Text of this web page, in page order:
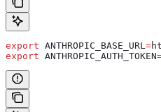
export ANTHROPIC_BASE_URL =
export ANTHROPIC_AUTH_TOKEN